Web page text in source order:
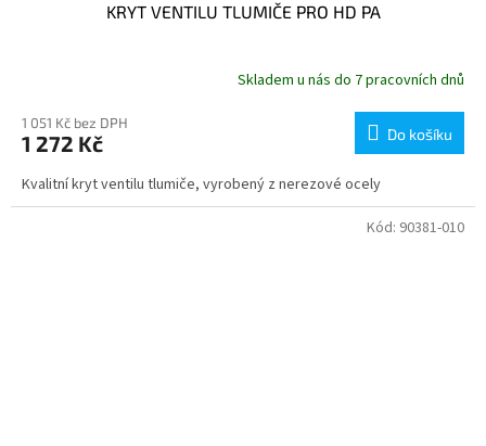
KRYT VENTILU TLUMIČE PRO HD PA
Skladem u nás do 7 pracovních dnů
1 051 Kč bez DPH
1 272 Kč Do košíku
Kvalitní kryt ventilu tlumiče, vyrobený z nerezové ocely
Kód: 90381-010